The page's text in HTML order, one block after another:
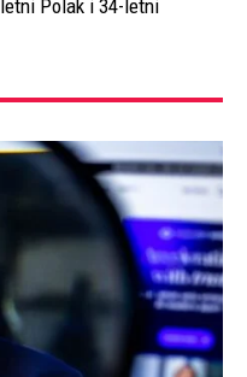
Polak i 34-letni